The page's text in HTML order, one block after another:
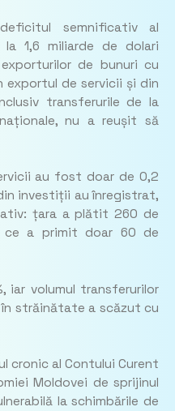
semnificativ al
1,6 miliarde de dolari
de bunuri cu
exportul de servicii și din
transferurile de la
nu a reușit să
au fost doar de 0,2
investiții au înregistrat,
țara a plătit 260 de
ce a primit doar 60 de
iar volumul transferurilor
străinătate a scăzut cu
cronic al Contului Curent
Moldovei de sprijinul
la schimbările de